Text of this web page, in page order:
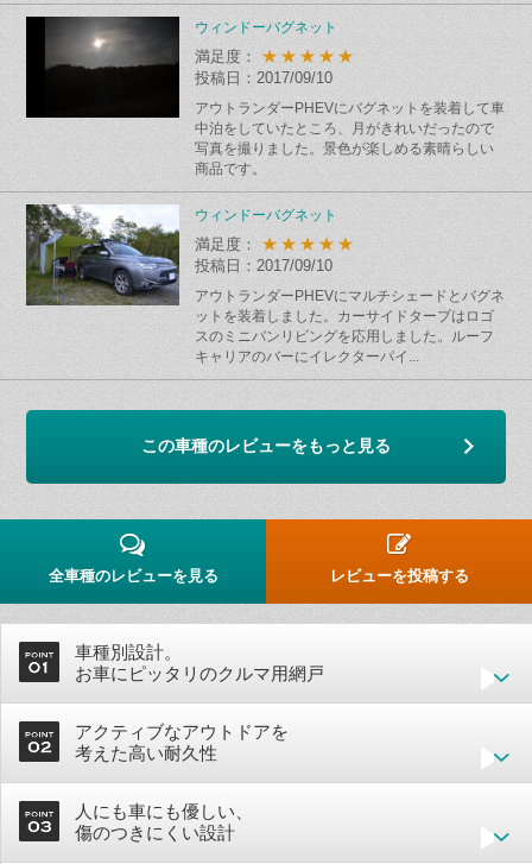
ウィンドーバグネット
満足度： ★★★★★
投稿日：2017/09/10
アウトランダーPHEVにバグネットを装着して車
中泊をしていたところ、月がきれいだったので
写真を撮りました。景色が楽しめる素晴らしい
商品です。
ウィンドーバグネット
満足度： ★★★★★
投稿日：2017/09/10
アウトランダーPHEVにマルチシェードとバグネ
ットを装着しました。カーサイドタープはロゴ
スのミニバンリビングを応用しました。ルーフ
キャリアのバーにイレクターパイ...
この車種のレビューをもっと見る
全車種のレビューを見る レビューを投稿する
車種別設計。
お車にピッタリのクルマ用網戸
アクティブなアウトドアを
考えた高い耐久性
人にも車にも優しい、
傷のつきにくい設計